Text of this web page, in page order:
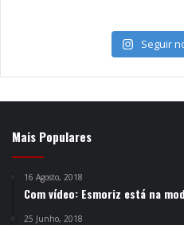
Seguir
Mais Populares
16 Agosto, 2018
Com vídeo: Esmoriz está na
25 Junho, 2018